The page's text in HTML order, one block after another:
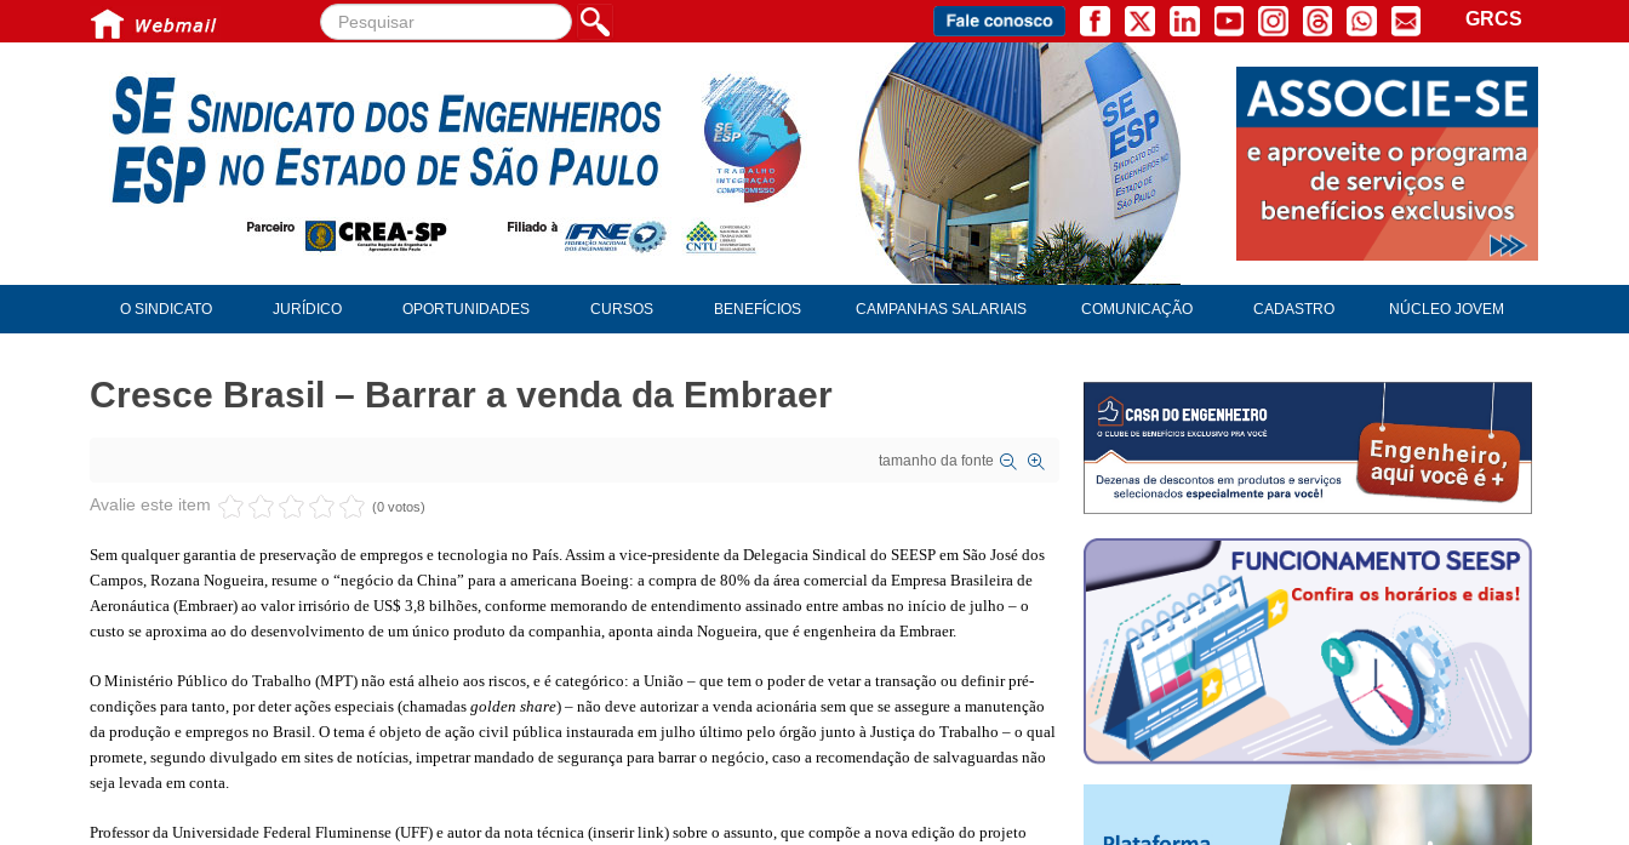
Pesquisar... GRCS
O SINDICATO JURÍDICO OPORTUNIDADES CURSOS BENEFÍCIOS CAMPANHAS SALARIAIS COMUNICAÇÃO CADASTRO NÚCLEO JOVEM
Cresce Brasil – Barrar a venda da Embraer
tamanho da fonte
Avalie este item (0 votos)
Sem qualquer garantia de preservação de empregos e tecnologia no País. Assim a vice-presidente da Delegacia Sindical do SEESP em São José dos
Campos, Rozana Nogueira, resume o “negócio da China” para a americana Boeing: a compra de 80% da área comercial da Empresa Brasileira de
Aeronáutica (Embraer) ao valor irrisório de US$ 3,8 bilhões, conforme memorando de entendimento assinado entre ambas no início de julho – o
custo se aproxima ao do desenvolvimento de um único produto da companhia, aponta ainda Nogueira, que é engenheira da Embraer.
O Ministério Público do Trabalho (MPT) não está alheio aos riscos, e é categórico: a União – que tem o poder de vetar a transação ou definir pré-
condições para tanto, por deter ações especiais (chamadas golden share) – não deve autorizar a venda acionária sem que se assegure a manutenção
da produção e empregos no Brasil. O tema é objeto de ação civil pública instaurada em julho último pelo órgão junto à Justiça do Trabalho – o qual
promete, segundo divulgado em sites de notícias, impetrar mandado de segurança para barrar o negócio, caso a recomendação de salvaguardas não
seja levada em conta.
Professor da Universidade Federal Fluminense (UFF) e autor da nota técnica (inserir link) sobre o assunto, que compõe a nova edição do projeto